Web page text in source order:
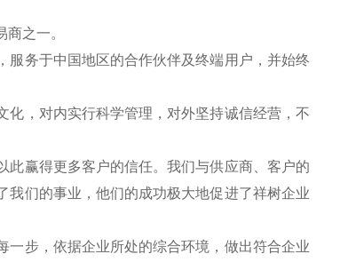
之一。
服务于中国地区的合作伙伴及终端用户，并始终
化，对内实行科学管理，对外坚持诚信经营，不
此赢得更多客户的信任。我们与供应商、客户的
我们的事业，他们的成功极大地促进了祥树企业
一步，依据企业所处的综合环境，做出符合企业